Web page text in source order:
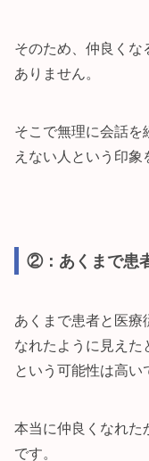
そのため、仲良くな
ありません。
そこで無理に会話を
えない人という印象
②：あくまで患
あくまで患者と医療
なれたように見えた
という可能性は高い
本当に仲良くなれた
です。